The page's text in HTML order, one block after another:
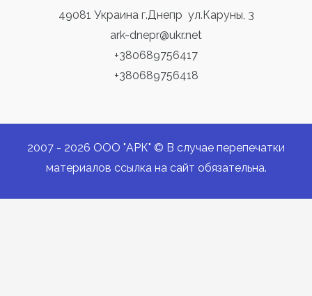
49081 Украина г.Днепр ул.Каруны, 3
ark-dnepr@ukr.net
+380689756417
+380689756418
2007 - 2026 ООО "АРК" © В случае перепечатки
материалов ссылка на сайт обязательна.